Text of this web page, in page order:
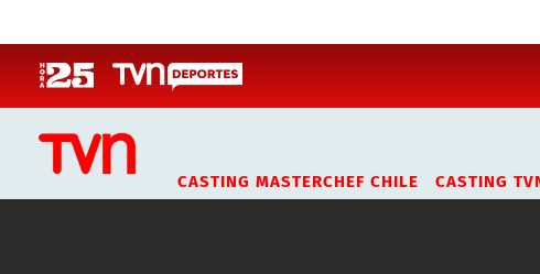
CASTING MASTERCHEF CHILE CASTING